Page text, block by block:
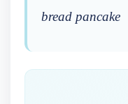
bread pancake